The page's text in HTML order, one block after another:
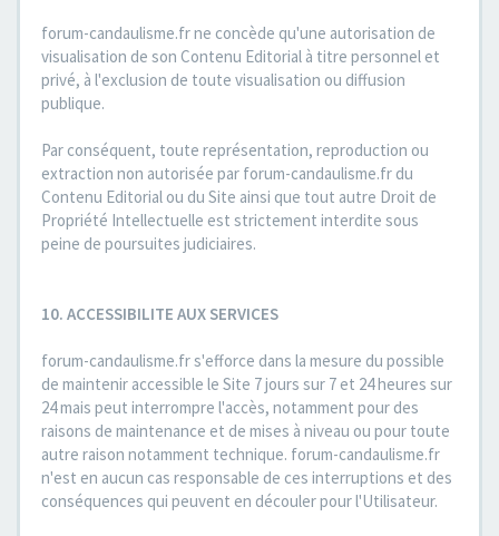
forum-candaulisme.fr ne concède qu'une autorisation de
visualisation de son Contenu Editorial à titre personnel et
privé, à l'exclusion de toute visualisation ou diffusion
publique.
Par conséquent, toute représentation, reproduction ou
extraction non autorisée par forum-candaulisme.fr du
Contenu Editorial ou du Site ainsi que tout autre Droit de
Propriété Intellectuelle est strictement interdite sous
peine de poursuites judiciaires.
10. ACCESSIBILITE AUX SERVICES
forum-candaulisme.fr s'efforce dans la mesure du possible
de maintenir accessible le Site 7 jours sur 7 et 24 heures sur
24 mais peut interrompre l'accès, notamment pour des
raisons de maintenance et de mises à niveau ou pour toute
autre raison notamment technique. forum-candaulisme.fr
n'est en aucun cas responsable de ces interruptions et des
conséquences qui peuvent en découler pour l'Utilisateur.